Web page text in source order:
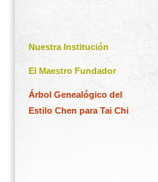
Nuestra Institución
El Maestro Fundador
Árbol Genealógico del
Estilo Chen para Tai Chi